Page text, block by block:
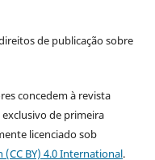
de publicação sobre
concedem à revista
de primeira
licenciado sob
BY) 4.0 International.